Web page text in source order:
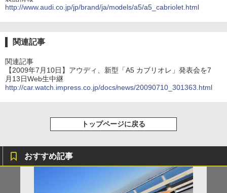
http://www.audi.co.jp/jp/brand/ja/models/a5/a5_cabriolet.html
関連記事
関連記事
【2009年7月10日】アウディ、新型「A5 カブリオレ」発表会を7
月13日Web生中継
http://car.watch.impress.co.jp/docs/news/20090710_301363.html
トップページに戻る
おすすめ記事